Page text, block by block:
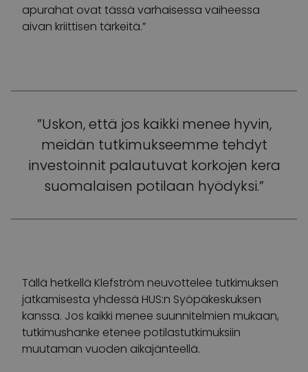
apurahat ovat tässä varhaisessa vaiheessa
aivan kriittisen tärkeitä.”
”Uskon, että jos kaikki menee hyvin,
meidän tutkimukseemme tehdyt
investoinnit palautuvat korkojen kera
suomalaisen potilaan hyödyksi.”
Tällä hetkellä Klefström neuvottelee tutkimuksen
jatkamisesta yhdessä HUS:n Syöpäkeskuksen
kanssa. Jos kaikki menee suunnitelmien mukaan,
tutkimushanke etenee potilastutkimuksiin
muutaman vuoden aikajänteellä.